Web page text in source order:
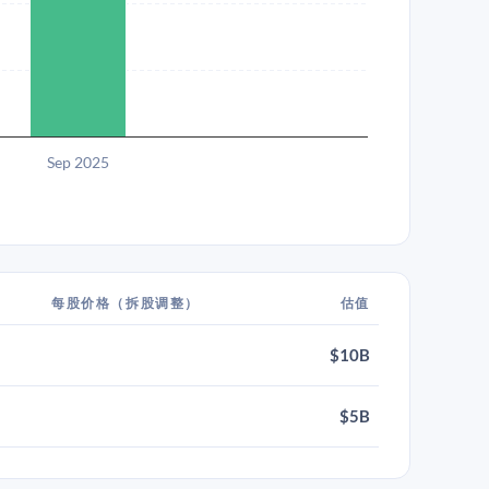
Sep 2025
每股价格（拆股调整） 估值
$10B
$5B